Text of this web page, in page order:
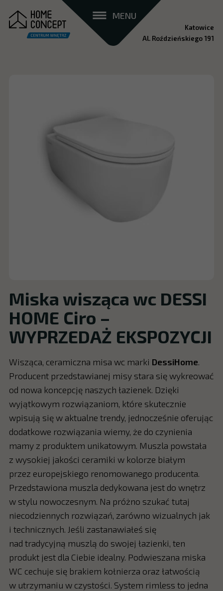
MENU
Katowice
Al. Roździeńskiego 191
Miska wisząca wc DESSI
HOME Ciro –
WYPRZEDAŻ EKSPOZYCJI
Wisząca, ceramiczna misa wc marki DessiHome.
Producent przedstawianej misy stara się wykreować
od nowa koncepcję naszych łazienek. Dzięki
wyjątkowym rozwiązaniom, które skutecznie
wpisują się w aktualne trendy, jednocześnie oferując
dodatkowe rozwiązania wiemy, że do czynienia
mamy z produktem unikatowym. Muszla powstała
z wysokiej jakości ceramiki w kolorze białym
przez europejskiego renomowanego producenta.
Przedstawiona muszla dedykowana jest do wnętrz
w stylu nowoczesnym. Na próżno szukać tutaj
niecodziennych rozwiązań, zarówno wizualnych jak
i technicznych. Jeśli zastanawiałeś się
nad tradycyjną muszlą do swojej łazienki, ten
produkt jest dla Ciebie idealny. Podwieszana miska
WC cechuje się brakiem kołnierza oraz łatwością
w utrzymaniu w czystości. System rimless to jedna